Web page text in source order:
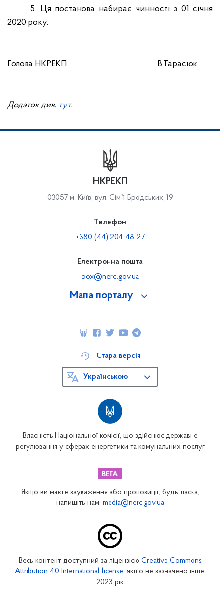
5. Ця постанова набирає чинності з 01 січня
2020 року.
Голова НКРЕКП В.Тарасюк
Додаток див. тут.
Мапа порталу
НКРЕКП
03057 м. Київ, вул. Сімʼї Бродських, 19
Телефон
+380 (44) 204-48-27
Електронна пошта
box@nerc.gov.ua
Власність Національної комісії, що здійснює державне
регулювання у сферах енергетики та комунальних послуг
Стара версія
Українською
Якщо ви маєте зауваження або пропозиції, будь ласка,
напишіть нам: media@nerc.gov.ua
Весь контент доступний за ліцензією Creative Commons
Attribution 4.0 International license, якщо не зазначено інше.
2023 рік